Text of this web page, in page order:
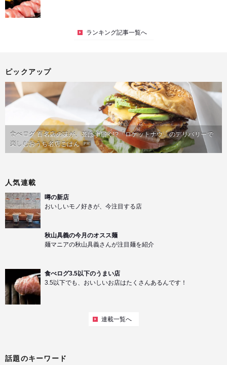
ランキング記事一覧へ
ピックアップ
食べログ 百名店の味が、並ばず届く!?「ロケットナウ」のデリバリーで
楽しむおうち名店ごはん PR
人気連載
噂の新店
おいしいモノ好きが、今注目する店
秋山具義の今月のオスス麺
麺マニアの秋山具義さんが注目麺を紹介
食べログ3.5以下のうまい店
3.5以下でも、おいしいお店はたくさんあるんです！
連載一覧へ
話題のキーワード